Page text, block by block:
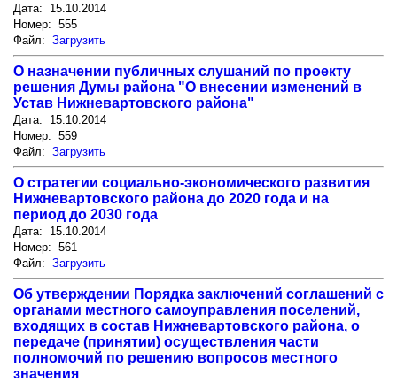
Дата: 15.10.2014
Номер: 555
Файл: Загрузить
О назначении публичных слушаний по проекту
решения Думы района "О внесении изменений в
Устав Нижневартовского района"
Дата: 15.10.2014
Номер: 559
Файл: Загрузить
О стратегии социально-экономического развития
Нижневартовского района до 2020 года и на
период до 2030 года
Дата: 15.10.2014
Номер: 561
Файл: Загрузить
Об утверждении Порядка заключений соглашений с
органами местного самоуправления поселений,
входящих в состав Нижневартовского района, о
передаче (принятии) осуществления части
полномочий по решению вопросов местного
значения